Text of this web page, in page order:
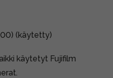
(käytetty)
käytetyt Fujifilm